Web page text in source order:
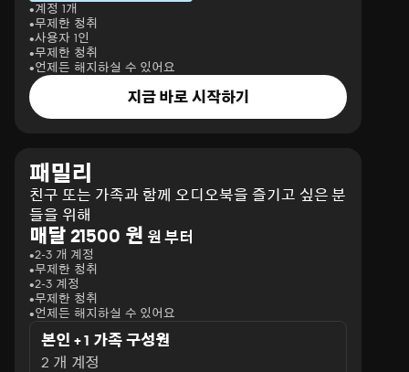
계정 1개
무제한 청취
사용자 1인
무제한 청취
언제든 해지하실 수 있어요
지금 바로 시작하기
패밀리
친구 또는 가족과 함께 오디오북을 즐기고 싶은 분
들을 위해
매달 21500 원 원 부터
2-3 개 계정
무제한 청취
2-3 계정
무제한 청취
언제든 해지하실 수 있어요
본인 + 1 가족 구성원
2 개 계정